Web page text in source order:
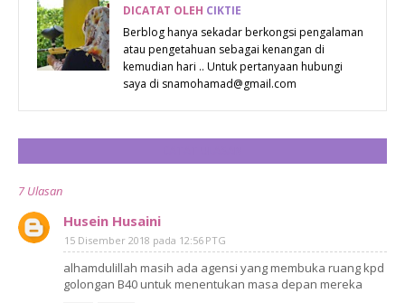
GOLONGAN
KURANG BERNASIB
BAIK DI KELANTAN
EVERYONE’S
A WINNER
CONTEST |
GRAND
PRIZE
WINNER
BRAND NEW
HONDA CITY
DICATAT OLEH CIKTIE
Berblog hanya sekadar berkongsi pengalaman
atau pengetahuan sebagai kenangan di
kemudian hari .. Untuk pertanyaan hubungi
saya di snamohamad@gmail.com
7 Ulasan
Husein Husaini
15 Disember 2018 pada 12:56 PTG
alhamdulillah masih ada agensi yang membuka ruang kpd
golongan B40 untuk menentukan masa depan mereka